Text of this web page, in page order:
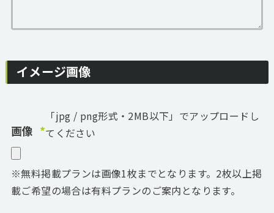
イメージ画像
画像
「jpg / png形式・2MB以下」でアップロードし
てください
※無料掲載プランは画像1枚までとなります。2枚以上掲
載ご希望の場合は有料プランのご案内となります。